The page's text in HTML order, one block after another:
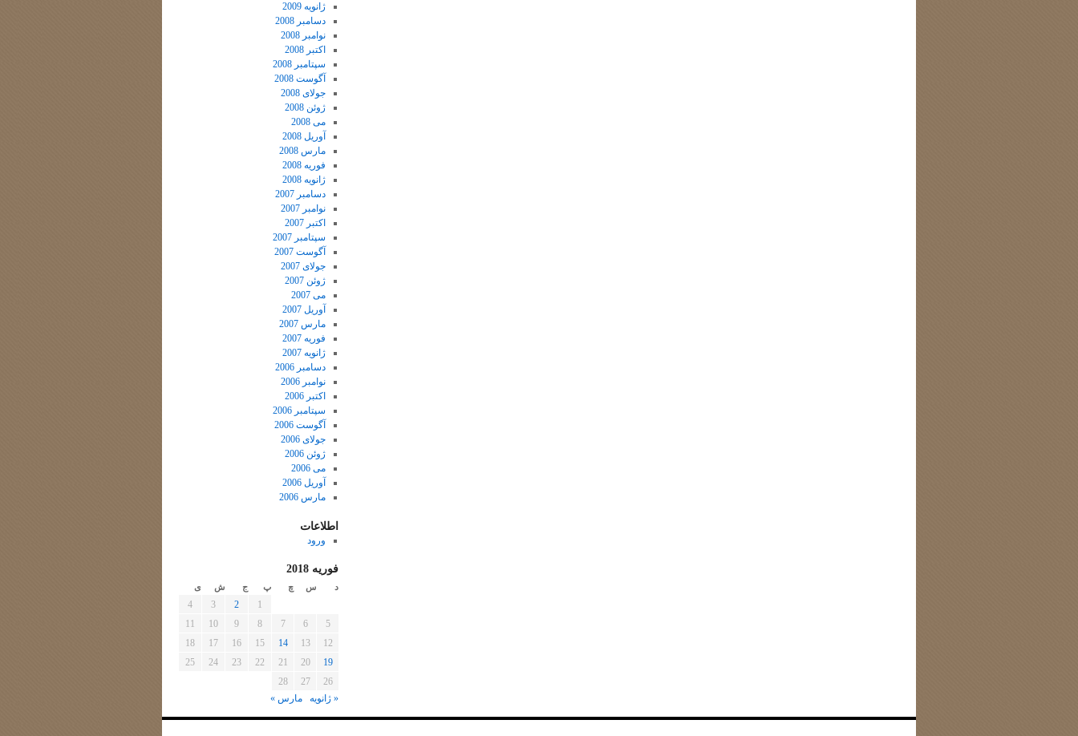
ژانویه 2009
دسامبر 2008
نوامبر 2008
اکتبر 2008
سپتامبر 2008
آگوست 2008
جولای 2008
ژوئن 2008
می 2008
آوریل 2008
مارس 2008
فوریه 2008
ژانویه 2008
دسامبر 2007
نوامبر 2007
اکتبر 2007
سپتامبر 2007
آگوست 2007
جولای 2007
ژوئن 2007
می 2007
آوریل 2007
مارس 2007
فوریه 2007
ژانویه 2007
دسامبر 2006
نوامبر 2006
اکتبر 2006
سپتامبر 2006
آگوست 2006
جولای 2006
ژوئن 2006
می 2006
آوریل 2006
مارس 2006
اطلاعات
ورود
فوریه 2018
د س چ پ ج ش ی
1
2
3
4
5
6
7
8
9
10
11
12
13
14
15
16
17
18
19
20
21
22
23
24
25
26
27
28
« ژانویه
مارس »